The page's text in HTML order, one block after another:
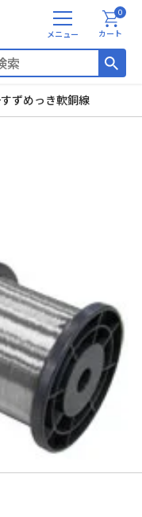
メ
ニ
カート
0
すずめっき軟銅線